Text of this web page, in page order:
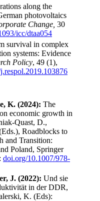
along the
photovoltaics
Change, 30
icc/dtaa054
survival in complex
systems: Evidence
Policy, 49 (1),
K. (2024): The
economic growth in
Quast, D.,
Roadblocks to
and Transition:
Poland, Springer
doi.org/10.1007/978-
J. (2022): Und sie
in der DDR,
K. (Eds):